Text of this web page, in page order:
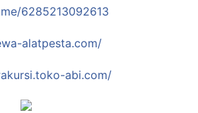
6285213092613
alatpesta.com/
abi.com/